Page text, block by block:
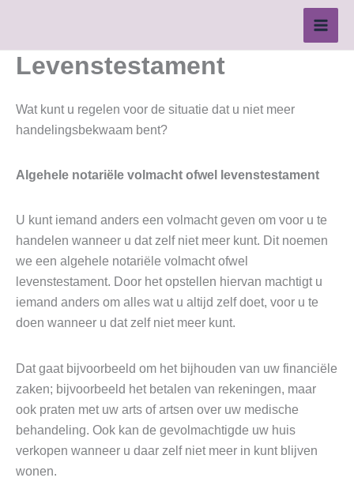
de
inhoudLevenstestament
Wat kunt u regelen voor de situatie dat u niet meer
handelingsbekwaam bent?
Algehele notariële volmacht ofwel levenstestament
U kunt iemand anders een volmacht geven om voor u te
handelen wanneer u dat zelf niet meer kunt. Dit noemen
we een algehele notariële volmacht ofwel
levenstestament. Door het opstellen hiervan machtigt u
iemand anders om alles wat u altijd zelf doet, voor u te
doen wanneer u dat zelf niet meer kunt.
Dat gaat bijvoorbeeld om het bijhouden van uw financiële
zaken; bijvoorbeeld het betalen van rekeningen, maar
ook praten met uw arts of artsen over uw medische
behandeling. Ook kan de gevolmachtigde uw huis
verkopen wanneer u daar zelf niet meer in kunt blijven
wonen.